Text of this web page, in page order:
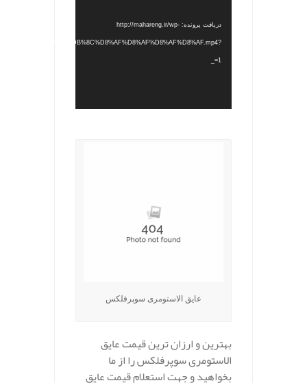
دریافت پرونده: http://mahareng.ir/wp-
%D8%AC%D8%AF%DB%8C%D8%AF%D8%AF%D8%AF%D8%AF.mp4?
_=1
عایق الاستومری سوپرفلکس
بهترین و ارزان ترین قیمت عایق
الاستومری سوپرفلکس را از ما
بخواهید و جهت استعلام قیمت عایق